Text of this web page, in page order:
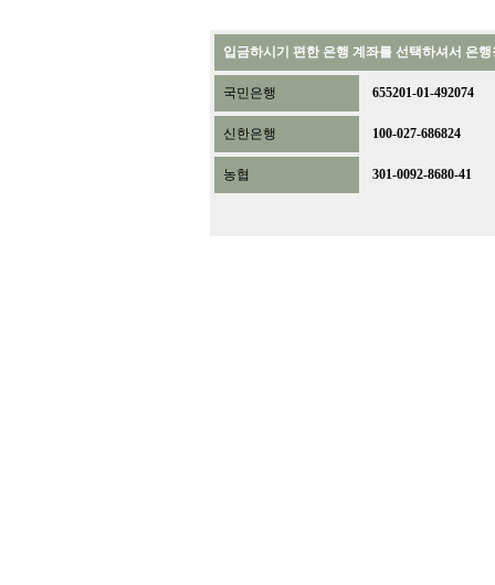
입금하시기 편한 은행 계좌를 선택하셔서 은
국민은행 655201-01-492074
신한은행 100-027-686824
농협 301-0092-8680-41